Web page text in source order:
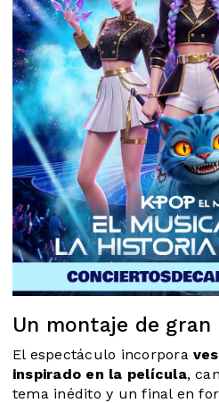
Un montaje de gran
El espectáculo incorpora
inspirado en la película,
tema inédito y un final en